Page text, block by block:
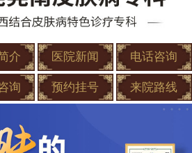
介 医院新闻 电话咨询
询 预约挂号 来院路线